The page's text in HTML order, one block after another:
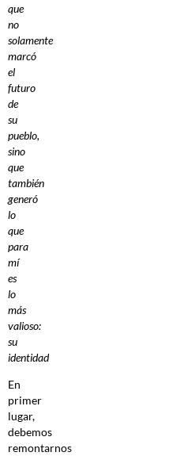
que
no
solamente
marcó
el
futuro
de
su
pueblo,
sino
que
también
generó
lo
que
para
mí
es
lo
más
valioso:
su
identidad
En
primer
lugar,
debemos
remontarnos